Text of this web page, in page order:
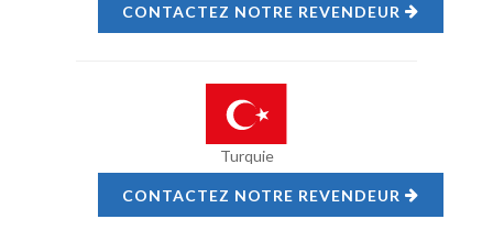
CONTACTEZ NOTRE REVENDEUR
Turquie
CONTACTEZ NOTRE REVENDEUR